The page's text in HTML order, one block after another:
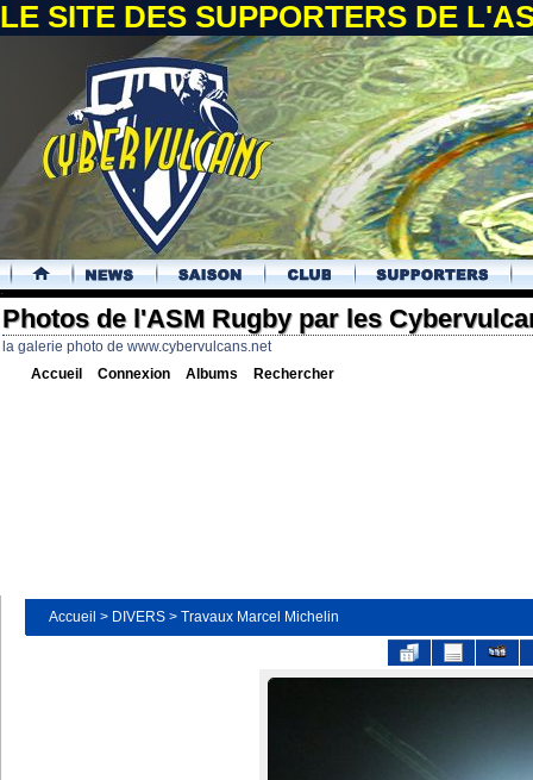
LE SITE DES SUPPORTERS DE
.
Photos de l'ASM Rugby par les
la galerie photo de www.cybervulcans.net
Accueil Connexion Albums Rechercher
Accueil > DIVERS > Travaux Marcel Michelin